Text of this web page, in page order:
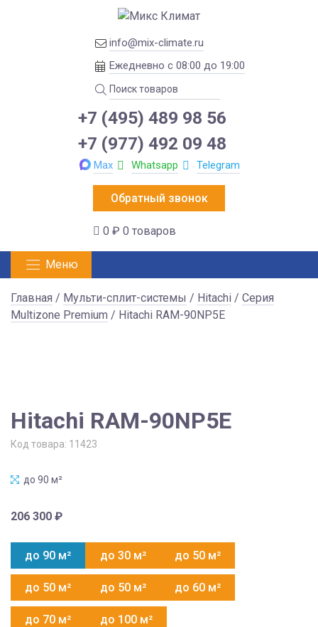
info@mix-climate.ru
Ежедневно с 08:00 до 19:00
+7 (495) 489 98 56
+7 (977) 492 09 48
Max Whatsapp Telegram
Обратный звонок
0 ₽ 0 товаров
Меню
Главная / Мульти-сплит-системы / Hitachi / Серия
Multizone Premium / Hitachi RAM-90NP5E
Hitachi RAM-90NP5E
Код товара: 11423
до 90 м²
206 300 ₽
до 90 м² до 30 м² до 50 м²
до 50 м² до 50 м² до 60 м²
до 70 м² до 100 м²